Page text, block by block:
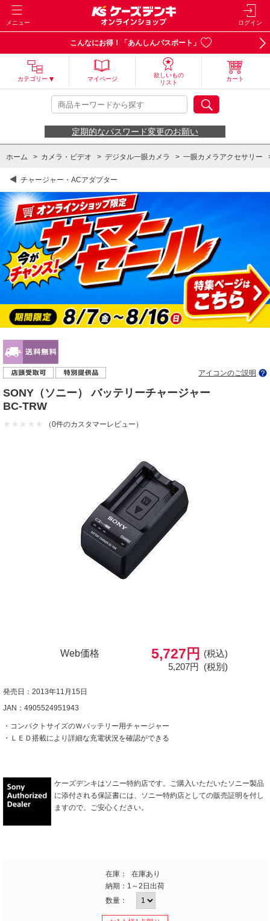
メニュー ログイン
こんなにお得！「あんしんパスポート」
カテゴリー マイページ
欲しいもの
リスト
カート
定期的なパスワード変更のお願い
ホーム > カメラ・ビデオ > デジタル一眼カメラ > 一眼カメラアクセサリー
チャージャー・ACアダプター
アイコンのご説明
SONY（ソニー） バッテリーチャージャー
BC-TRW
（0件のカスタマーレビュー）
Web価格 5,727円
(税込)
5,207円 (税別)
発売日：2013年11月15日
JAN：4905524951943
・コンパクトサイズのＷバッテリー用チャージャー
・ＬＥＤ搭載により詳細な充電状況を確認ができる
ケーズデンキはソニー特約店です。ご購入いただいたソニー製品
に添付される保証書には、ソニー特約店としての販売証明を付し
ますので、ご安心ください。
在庫：
在庫あり
納期： 1～2日出荷
数量：